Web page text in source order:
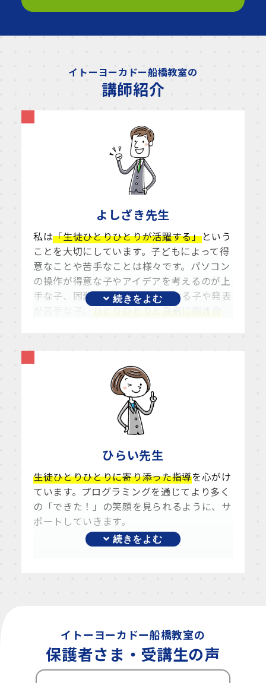
イトーヨーカドー船橋教室の
講師紹介
よしざき先生
私は「生徒ひとりひとりが活躍する」という
ことを大切にしています。子どもによって得
意なことや苦手なことは様々です。パソコン
の操作が得意な子やアイデアを考えるのが上
手な子、困難から逃げ出したくなる子や発表
が苦手な子。ひとりひとりと真剣に向き合
ひらい先生
生徒ひとりひとりに寄り添った指導を心がけ
ています。プログラミングを通じてより多く
の「できた！」の笑顔を見られるように、サ
ポートしていきます。
イトーヨーカドー船橋教室の
保護者さま・受講生の声